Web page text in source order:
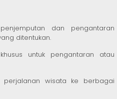
dan pengantaran
ditentukan.
untuk pengantaran atau
perjalanan wisata ke berbagai